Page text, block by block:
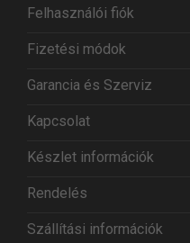
Felhasználói fiók
Fizetési módok
Garancia és Szerviz
Kapcsolat
Készlet információk
Rendelés
Szállítási információk